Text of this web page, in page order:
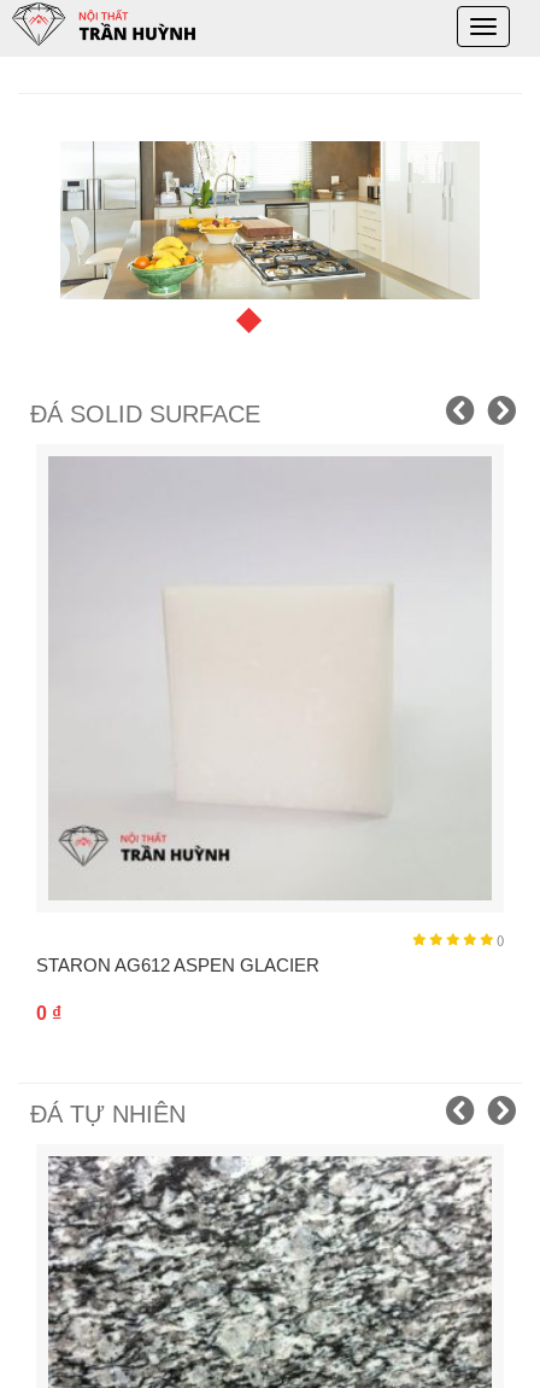
Toggle
ĐÁ SOLID SURFACE
()
STARON AG612 ASPEN GLACIER
0 ₫
ĐÁ TỰ NHIÊN